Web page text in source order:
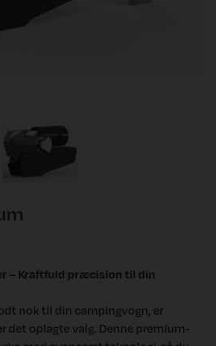
– Kraftfuld præcision til din
nok til din campingvogn, er
det oplagte valg. Denne premium-